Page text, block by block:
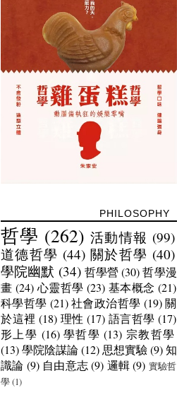
PHILOSOPHY
哲學 (262) 活動情報 (99)
道德哲學 (44) 關於哲學 (40)
學院幽默 (34) 哲學營 (30) 哲學漫
畫 (24) 心靈哲學 (23) 基本概念 (21)
科學哲學 (21) 社會政治哲學 (19) 關
於這裡 (18) 理性 (17) 語言哲學 (17)
形上學 (16) 學哲學 (13) 宗教哲學
(13)學院陰謀論(12) 思想實驗(9)知
識論 (9) 自由意志 (9) 邏輯 (9) 實驗哲
學(1)